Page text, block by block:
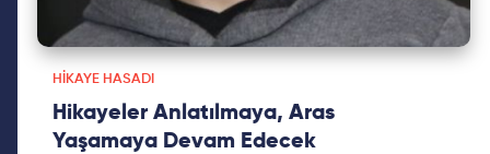
HIKAYE HASADI
Hikayeler Anlatılmaya, Aras
Yaşamaya Devam Edecek